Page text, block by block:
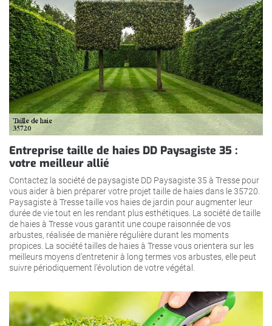
Entreprise taille de haies DD Paysagiste 35 :
votre meilleur allié
Contactez la société de paysagiste DD Paysagiste 35 à Tresse pour
vous aider à bien préparer votre projet taille de haies dans le 35720.
Paysagiste à Tresse taille vos haies de jardin pour augmenter leur
durée de vie tout en les rendant plus esthétiques. La société de taille
de haies à Tresse vous garantit une coupe raisonnée de vos
arbustes, réalisée de manière régulière durant les moments
propices. La société tailles de haies à Tresse vous orientera sur les
meilleurs moyens d’entretenir à long termes vos arbustes, elle peut
suivre périodiquement l’évolution de votre végétal.